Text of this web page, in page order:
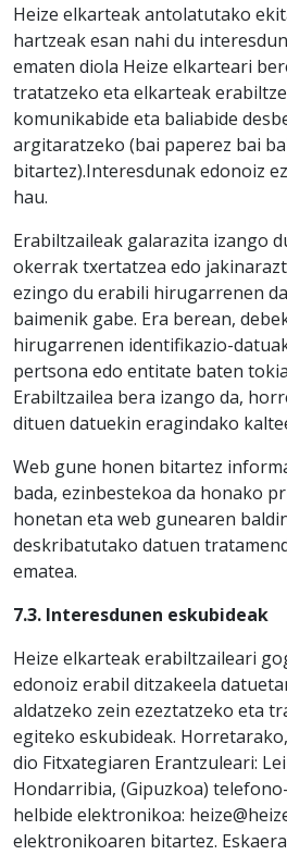
Heize elkarteak antolatutako
hartzeak esan nahi du
ematen diola Heize elkarteari
tratatzeko eta elkarteak
komunikabide eta baliabide
argitaratzeko (bai paperez bai
bitartez).Interesdunak edonoiz
hau.
Erabiltzaileak galarazita izango
okerrak txertatzea edo
ezingo du erabili hirugarrenen
baimenik gabe. Era berean,
hirugarrenen identifikazio-
pertsona edo entitate baten
Erabiltzailea bera izango da,
dituen datuekin eragindako
Web gune honen bitartez
bada, ezinbestekoa da honako
honetan eta web gunearen
deskribatutako datuen
ematea.
7.3. Interesdunen eskubideak
Heize elkarteak erabiltzaileari
edonoiz erabil ditzakeela
aldatzeko zein ezeztatzeko eta
egiteko eskubideak.
dio Fitxategiaren Erantzuleari:
Hondarribia, (Gipuzkoa)
helbide elektronikoa:
elektronikoaren bitartez.